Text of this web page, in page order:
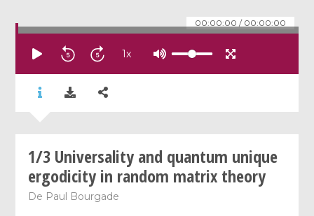
00:00:00 / 00:00:00
1x
1/3 Universality and quantum unique
ergodicity in random matrix theory
De Paul Bourgade